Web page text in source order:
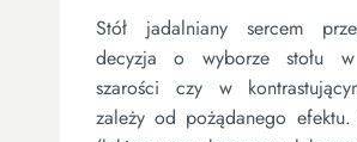
Stół jadalniany sercem
decyzja o wyborze stołu
szarości czy w
zależy od pożądanego efektu.